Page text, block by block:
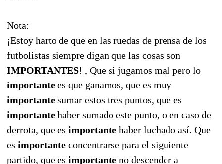
Nota:
¡Estoy harto de que en las ruedas de prensa de los
futbolistas siempre digan que las cosas son
IMPORTANTES! , Que si jugamos mal pero lo
importante es que ganamos, que es muy
importante sumar estos tres puntos, que es
importante haber sumado este punto, o en caso de
derrota, que es importante haber luchado así. Que
es importante concentrarse para el siguiente
partido, que es importante no descender a